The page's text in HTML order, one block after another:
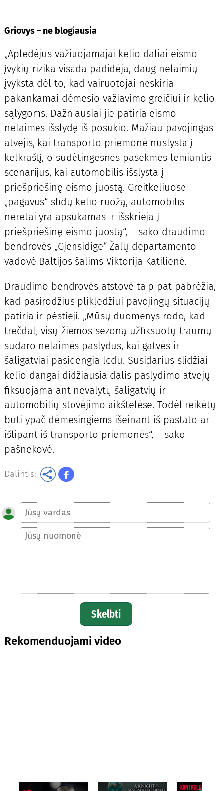
Griovys – ne blogiausia
„Apledėjus važiuojamajai kelio daliai eismo
įvykių rizika visada padidėja, daug nelaimių
įvyksta dėl to, kad vairuotojai neskiria
pakankamai dėmesio važiavimo greičiui ir kelio
sąlygoms. Dažniausiai jie patiria eismo
nelaimes išslydę iš posūkio. Mažiau pavojingas
atvejis, kai transporto priemonė nuslysta į
kelkraštį, o sudėtingesnes pasekmes lemiantis
scenarijus, kai automobilis išslysta į
priešpriešinę eismo juostą. Greitkeliuose
„pagavus“ slidų kelio ruožą, automobilis
neretai yra apsukamas ir išskrieja į
priešpriešinę eismo juostą“, – sako draudimo
bendrovės „Gjensidige“ Žalų departamento
vadovė Baltijos šalims Viktorija Katilienė.
Draudimo bendrovės atstovė taip pat pabrėžia,
kad pasirodžius plikledžiui pavojingų situacijų
patiria ir pėstieji. „Mūsų duomenys rodo, kad
trečdalį visų žiemos sezoną užfiksuotų traumų
sudaro nelaimės paslydus, kai gatvės ir
šaligatviai pasidengia ledu. Susidarius slidžiai
kelio dangai didžiausia dalis paslydimo atvejų
fiksuojama ant nevalytų šaligatvių ir
automobilių stovėjimo aikštelėse. Todėl reikėtų
būti ypač dėmesingiems išeinant iš pastato ar
išlipant iš transporto priemonės“, – sako
pašnekovė.
Dalintis:
Skelbti
Rekomenduojami video